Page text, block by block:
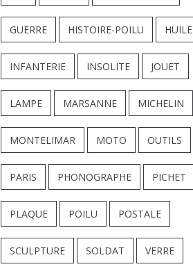
GUERRE HISTOIRE-POILU HUILE
INFANTERIE INSOLITE JOUET
LAMPE MARSANNE MICHELIN
MONTELIMAR MOTO OUTILS
PARIS PHONOGRAPHE PICHET
PLAQUE POILU POSTALE
SCULPTURE SOLDAT VERRE